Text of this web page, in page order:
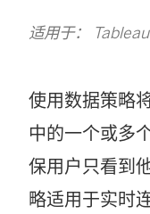
适用于：
使用数据策略
中的一个或多
保用户只看到
略适用于实时